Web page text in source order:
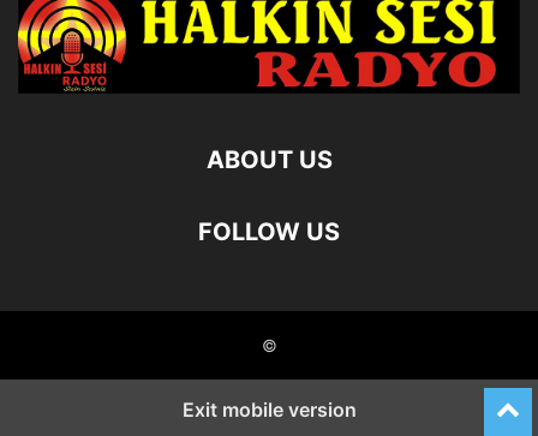
ABOUT US
FOLLOW US
©
Exit mobile version